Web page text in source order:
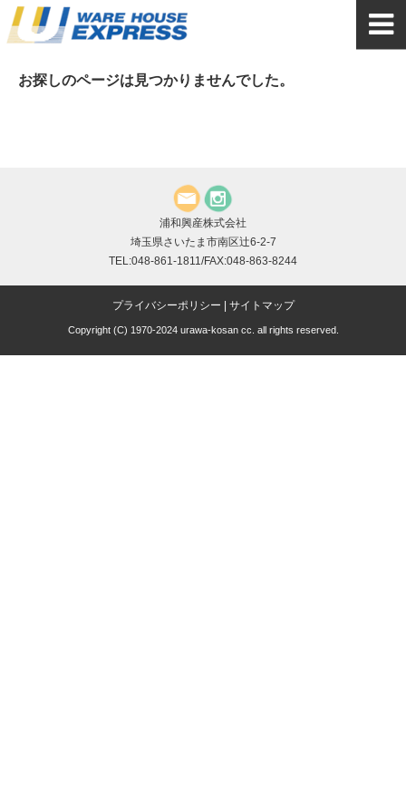
お探しのページは見つかりませんでした。
浦和興産株式会社
埼玉県さいたま市南区辻6-2-7
TEL:048-861-1811/FAX:048-863-8244
プライバシーポリシー サイトマップ
Copyright (C) 1970-2024 urawa-kosan cc. all rights reserved.